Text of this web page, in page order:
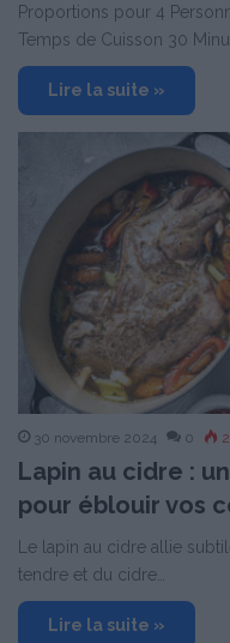
Proportions pour 4
Temps de Cuisson 30
Lire la suite »
30 novembre 2024 0
Lapin au cidre :
pour éblouir vos
Le lapin au cidre allie
tendre et du cidre…
Lire la suite »